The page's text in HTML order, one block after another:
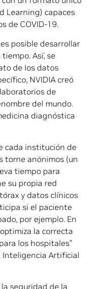
Learning) capaces
de COVID-19.
posible desarrollar
Así, se
de los datos
NVIDIA creó
de
del mundo.
diagnóstica
cada institución de
torne anónimos (un
tiempo para
su propia red
y datos clínicos
si el paciente
por ejemplo. En
la correcta
los hospitales”
Inteligencia Artificial
seguridad de la